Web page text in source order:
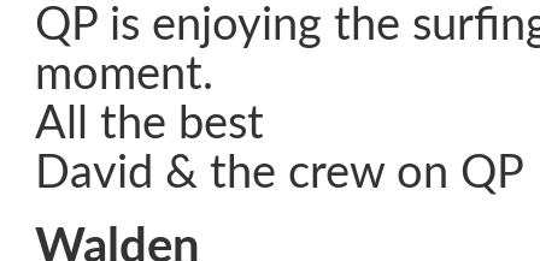
QP is enjoying the
moment.
All the best
David & the crew on QP
Walden